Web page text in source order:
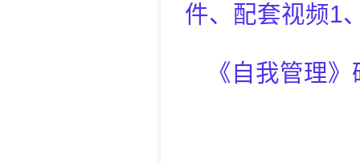
件、 配套视频1
《自我管理